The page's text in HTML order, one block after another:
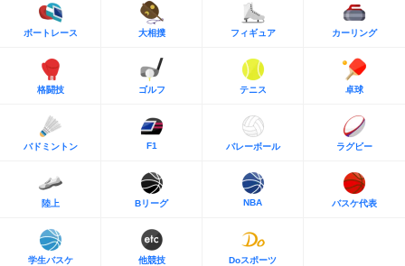
ボートレース 大相撲 フィギュア カーリング
格闘技 ゴルフ テニス 卓球
バドミントン F1 バレーボール ラグビー
陸上 Bリーグ NBA バスケ代表
学生バスケ 他競技 Doスポーツ